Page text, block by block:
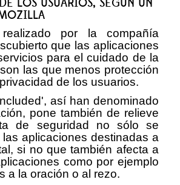
LOS USUARIOS, SEGÚN UN
por la compañía
que las aplicaciones
para el cuidado de la
las que menos protección
de los usuarios.
así han denominado
pone también de relieve
de seguridad no sólo se
aplicaciones destinadas a
si no que también afecta a
como por ejemplo
a la oración o al rezo.